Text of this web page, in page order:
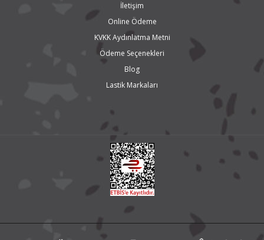
İletişim
Online Ödeme
KVKK Aydınlatma Metni
Ödeme Seçenekleri
Blog
Lastik Markaları